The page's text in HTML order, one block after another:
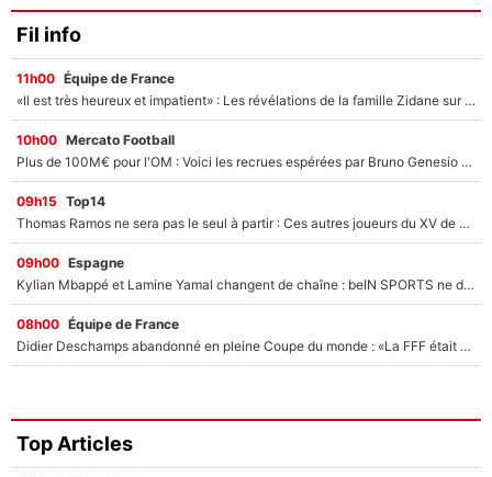
Fil info
11h00 Équipe de France
«Il est très heureux et impatient» : Les révélations de la famille Zidane sur sa prise de pouvoir en équipe de France !
10h00 Mercato Football
Plus de 100M€ pour l'OM : Voici les recrues espérées par Bruno Genesio et Grégory Lorenzi après l’opération dégraissage
09h15 Top14
Thomas Ramos ne sera pas le seul à partir : Ces autres joueurs du XV de France pourraient aussi quitter le Stade Toulousain, un club de Top 14 est déjà sur les rangs
09h00 Espagne
Kylian Mbappé et Lamine Yamal changent de chaîne : beIN SPORTS ne digère pas cette décision historique et prédit un fiasco pour la Liga
08h00 Équipe de France
Didier Deschamps abandonné en pleine Coupe du monde : «La FFF était déjà passée à Zinedine Zidane»
Top Articles